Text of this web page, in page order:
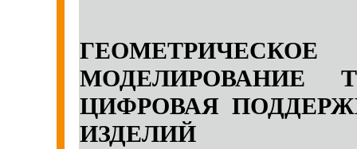
МОДЕЛИРОВАНИЕ
ЦИФРОВАЯ
ИЗДЕЛИЙ